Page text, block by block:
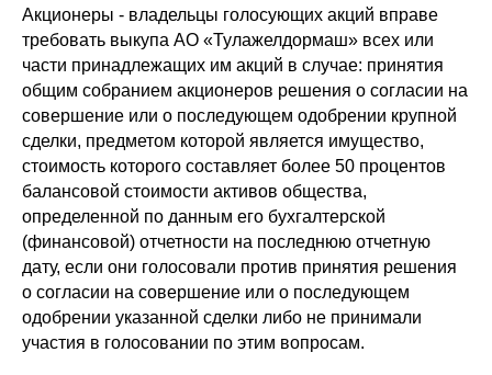
Акционеры - владельцы голосующих акций вправе
требовать выкупа АО «Тулажелдормаш» всех или
части принадлежащих им акций в случае: принятия
общим собранием акционеров решения о согласии на
совершение или о последующем одобрении крупной
сделки, предметом которой является имущество,
стоимость которого составляет более 50 процентов
балансовой стоимости активов общества,
определенной по данным его бухгалтерской
(финансовой) отчетности на последнюю отчетную
дату, если они голосовали против принятия решения
о согласии на совершение или о последующем
одобрении указанной сделки либо не принимали
участия в голосовании по этим вопросам.